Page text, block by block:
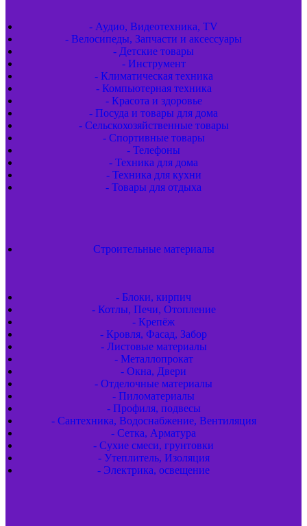
- Аудио, Видеотехника, TV
- Велосипеды, Запчасти и аксессуары
- Детские товары
- Инструмент
- Климатическая техника
- Компьютерная техника
- Красота и здоровье
- Посуда и товары для дома
- Сельскохозяйственные товары
- Спортивные товары
- Телефоны
- Техника для дома
- Техника для кухни
- Товары для отдыха
Строительные материалы
- Блоки, кирпич
- Котлы, Печи, Отопление
- Крепёж
- Кровля, Фасад, Забор
- Листовые материалы
- Металлопрокат
- Окна, Двери
- Отделочные материалы
- Пиломатериалы
- Профиля, подвесы
- Сантехника, Водоснабжение, Вентиляция
- Сетка, Арматура
- Сухие смеси, грунтовки
- Утеплитель, Изоляция
- Электрика, освещение